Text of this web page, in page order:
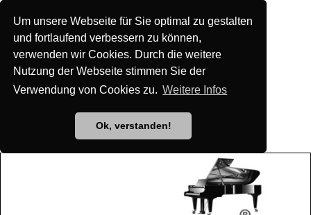
Um unsere Webseite für Sie optimal zu gestalten
und fortlaufend verbessern zu können,
verwenden wir Cookies. Durch die weitere
Nutzung der Webseite stimmen Sie der
Verwendung von Cookies zu. Weitere Infos
Ok, verstanden!